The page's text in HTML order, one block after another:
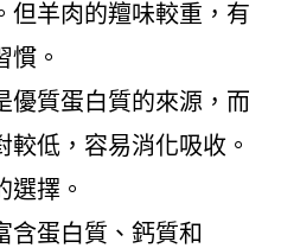
但羊肉的羶味較重，有
慣。
優質蛋白質的來源，而
較低，容易消化吸收。
選擇。
含蛋白質、鈣質和